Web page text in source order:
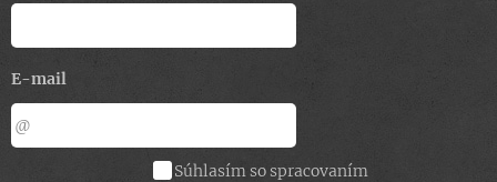
E-mail
Súhlasím so spracovaním